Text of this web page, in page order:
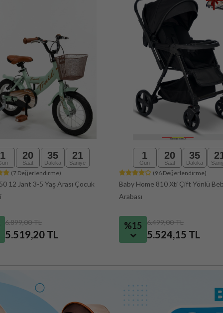
1 20
Saat
35
Dakika
19
Saniye
(96 Değerlendirme)
810 Xti Çift Yönlü Bebek
6.499,00 TL
5.524,15 TL
1
Gün
20
Saat
35
Dakika
(0 Değerlendirme)
Roader 24 Jant Spor Bisiklet 21
Dağ Bisikleti
%20 8.099,00 TL
6.479,20 TL